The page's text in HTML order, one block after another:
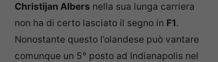
Christijan Albers nella sua lunga carriera
non ha di certo lasciato il segno in F1.
Nonostante questo l’olandese può vantare
comunque un 5° posto ad Indianapolis nel